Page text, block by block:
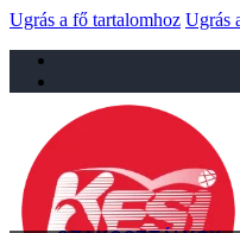
Ugrás a fő tartalomhoz Ugrás
sportiskola@juniorsportkft.hu